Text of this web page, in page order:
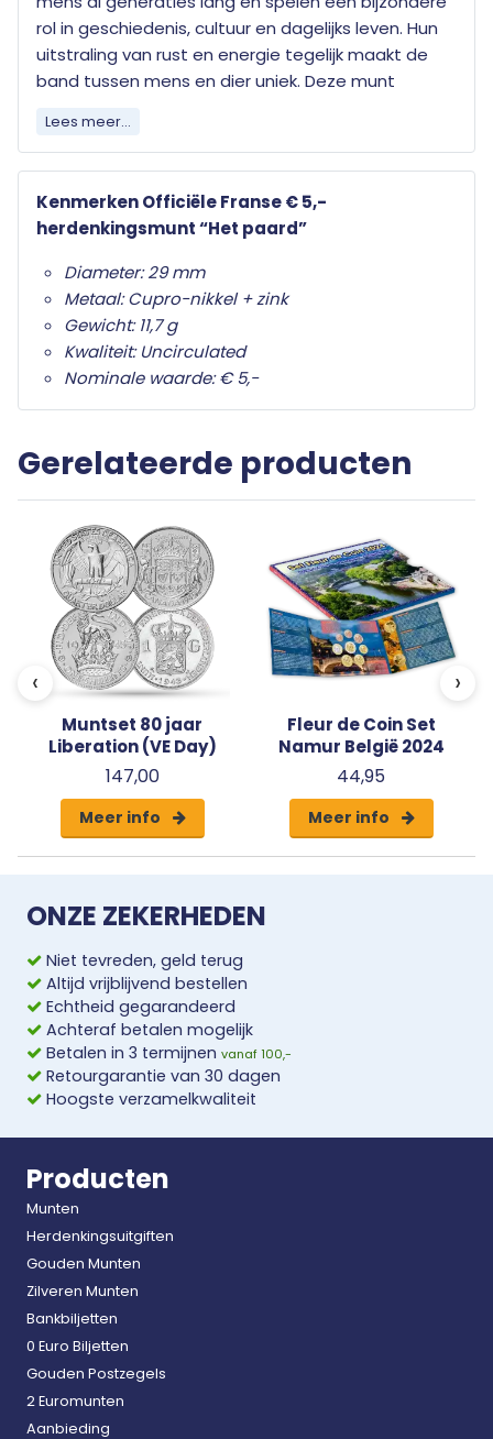
rol in geschiedenis, cultuur en dagelijks leven. Hun
uitstraling van rust en energie tegelijk maakt de
band tussen mens en dier uniek. Deze munt
tijdloos en zorgvuldig uitgewerkt ontwerp.
bedoeld om uit te geven, want de
verzamelwaarde is veel hoger, zeker wanneer zij
wordt bewaard in de unieke hiervoor ontwikkelde
dier verpakking. In deze presentatie komt het
karakter van de munt volledig tot zijn recht als
object om te bewaren en te koesteren.
Meer dan een betaalmiddel is deze uitgifte een
blijvend symbool van respect voor de eeuwenoude
herdenkingsmunt voor paardenliefhebbers,
verzamelaars en iedereen die zich aangesproken
voelt door kracht, elegantie en verbondenheid.
Lees meer...
Kenmerken Officiële Franse € 5,-
herdenkingsmunt “Het paard”
Diameter: 29 mm
Metaal: Cupro-nikkel + zink
Gewicht: 11,7 g
Kwaliteit: Uncirculated
Nominale waarde: € 5,-
Gerelateerde producten
‹
Muntset 80 jaar
Liberation (VE Day)
147,00
Meer info
Fleur de Coin Set
Namur België 2024
44,95
Meer info
›
ONZE ZEKERHEDEN
Niet tevreden, geld terug
Altijd vrijblijvend bestellen
Echtheid gegarandeerd
Achteraf betalen mogelijk
Betalen in 3 termijnen vanaf 100,-
Retourgarantie van 30 dagen
Hoogste verzamelkwaliteit
Producten
Munten
Herdenkingsuitgiften
Gouden Munten
Zilveren Munten
Bankbiljetten
0 Euro Biljetten
Gouden Postzegels
2 Euromunten
Aanbieding